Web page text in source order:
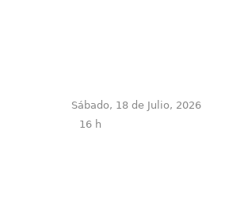
Sábado, 18 de Julio, 2026
16 h